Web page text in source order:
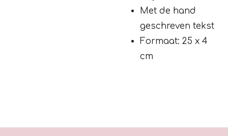
Met de hand
geschreven tekst
Formaat: 25 x 4
cm